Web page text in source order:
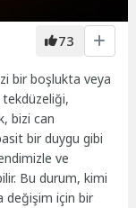
73
bir boşlukta veya
tekdüzeliği,
bizi can
basit bir duygu gibi
ve
Bu durum, kimi
değişim için bir